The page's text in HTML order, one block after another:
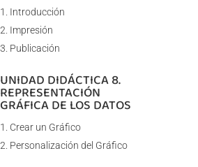
Introducción
Impresión
Publicación
UNIDAD DIDÁCTICA 8.
REPRESENTACIÓN
GRÁFICA DE LOS DATOS
Crear un Gráfico
Personalización del Gráfico